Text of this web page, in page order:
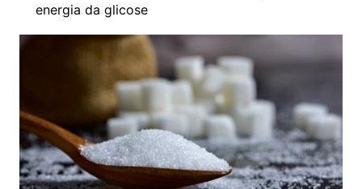
energia da glicose